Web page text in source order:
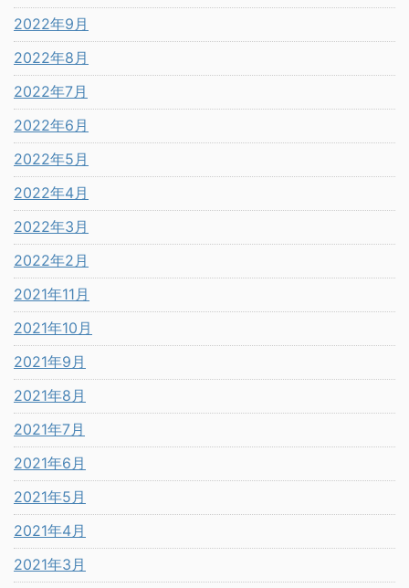
2022年9月
2022年8月
2022年7月
2022年6月
2022年5月
2022年4月
2022年3月
2022年2月
2021年11月
2021年10月
2021年9月
2021年8月
2021年7月
2021年6月
2021年5月
2021年4月
2021年3月